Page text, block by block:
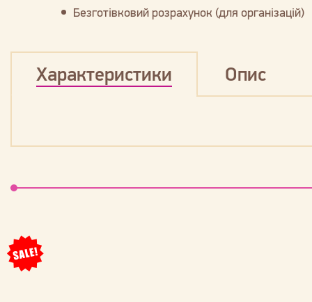
Безготівковий розрахунок (для організацій)
Характеристики Опис